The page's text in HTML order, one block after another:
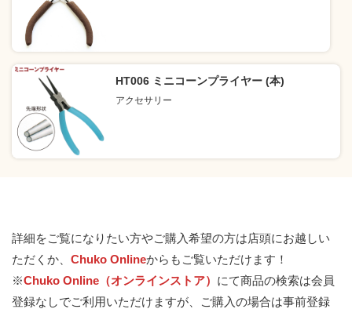
HT006 ミニコーンプライヤー (本)
アクセサリー
詳細をご覧になりたい方やご購入希望の方は店頭にお越しい
ただくか、 Chuko Onlineからもご覧いただけます！
※Chuko Online（オンラインストア） にて商品の検索は会員
登録なしでご利用いただけますが、ご購入の場合は事前登録